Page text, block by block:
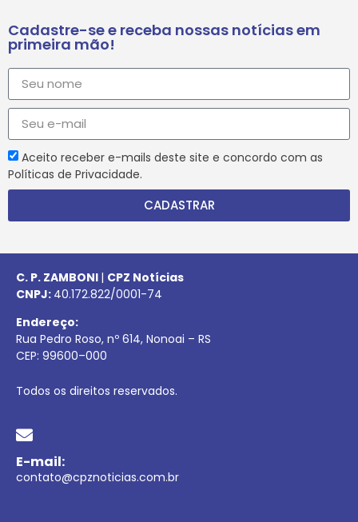
Cadastre-se e receba nossas notícias em
primeira mão!
Aceito receber e-mails deste site e concordo com as
Políticas de Privacidade.
CADASTRAR
C. P. ZAMBONI | CPZ Notícias
CNPJ: 40.172.822/0001-74
Endereço:
Rua Pedro Roso, nº 614, Nonoai – RS
CEP: 99600–000
Todos os direitos reservados.
E-mail:
contato@cpznoticias.com.br